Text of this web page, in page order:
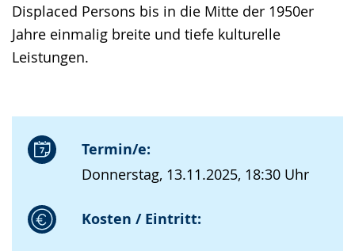
Displaced Persons bis in die Mitte der 1950er
Jahre einmalig breite und tiefe kulturelle
Leistungen.
Termin/e:
Donnerstag, 13.11.2025, 18:30 Uhr
Kosten / Eintritt: